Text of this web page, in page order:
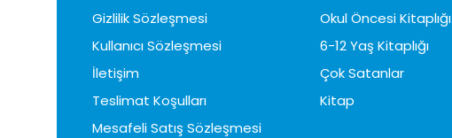
Gizlilik Sözleşmesi
Kullanıcı Sözleşmesi
İletişim
Teslimat Koşulları
Mesafeli Satış Sözleşmesi
Okul Öncesi Kitaplığı
6-12 Yaş Kitaplığı
Çok Satanlar
Kitap